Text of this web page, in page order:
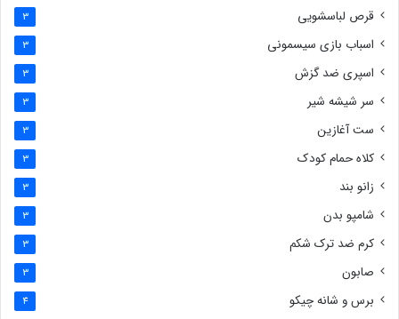
قرص لباسشویی 3
اسباب بازی سیسمونی 3
اسپری ضد گزش 3
سر شیشه شیر 3
ست آغازین 3
کلاه حمام کودک 3
زانو بند 3
شامپو بدن 3
کرم ضد ترک شکم 3
صابون 3
برس و شانه چیکو 4